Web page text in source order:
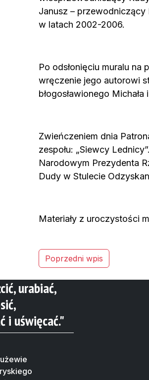
Janusz – przewodniczący
w latach 2002-2006.
Po odsłonięciu muralu na
wręczenie jego autorowi
błogosławionego
Zwieńczeniem dnia
zespołu: „Siewcy
Narodowym Prezydenta
Dudy w Stulecie
Materiały z uroczystości
Nawigacja
wpisu
Poprzedni wpis
urabiać,
i uświęcać."